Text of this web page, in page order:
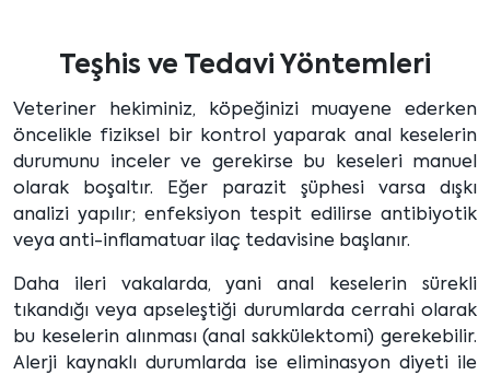
Teşhis ve Tedavi Yöntemleri
Veteriner hekiminiz, köpeğinizi muayene ederken
öncelikle fiziksel bir kontrol yaparak anal keselerin
durumunu inceler ve gerekirse bu keseleri manuel
olarak boşaltır. Eğer parazit şüphesi varsa dışkı
analizi yapılır; enfeksiyon tespit edilirse antibiyotik
veya anti-inflamatuar ilaç tedavisine başlanır.
Daha ileri vakalarda, yani anal keselerin sürekli
tıkandığı veya apseleştiği durumlarda cerrahi olarak
bu keselerin alınması (anal sakkülektomi) gerekebilir.
Alerji kaynaklı durumlarda ise eliminasyon diyeti ile